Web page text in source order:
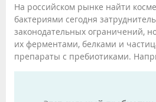
На российском рынке найти
бактериями сегодня
законодательных ограничений,
их ферментами, белками и
препараты с пребиотиками.